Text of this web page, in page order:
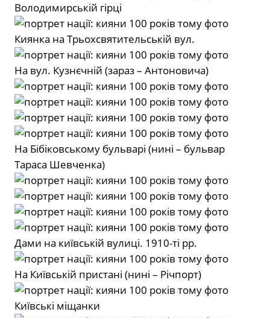
Володимирській гірці
Киянка на Трьохсвятительській вул.
На вул. Кузнєчній (зараз – Антоновича)
На Бібіковському бульварі (нині – бульвар
Тараса Шевченка)
Дами на київській вулиці. 1910-ті рр.
На Київській пристані (нині – Річпорт)
Київські міщанки